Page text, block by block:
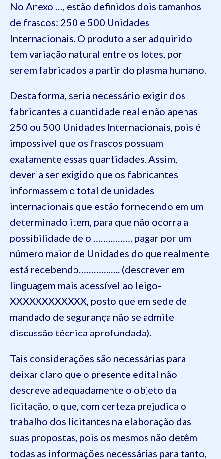
No Anexo …, estão definidos dois tamanhos
de frascos: 250 e 500 Unidades
Internacionais. O produto a ser adquirido
tem variação natural entre os lotes, por
serem fabricados a partir do plasma humano.
Desta forma, seria necessário exigir dos
fabricantes a quantidade real e não apenas
250 ou 500 Unidades Internacionais, pois é
impossível que os frascos possuam
exatamente essas quantidades. Assim,
deveria ser exigido que os fabricantes
informassem o total de unidades
internacionais que estão fornecendo em um
determinado item, para que não ocorra a
possibilidade de o ……………. pagar por um
número maior de Unidades do que realmente
está recebendo…………….. (descrever em
linguagem mais acessível ao leigo-
XXXXXXXXXXXX, posto que em sede de
mandado de segurança não se admite
discussão técnica aprofundada).
Tais considerações são necessárias para
deixar claro que o presente edital não
descreve adequadamente o objeto da
licitação, o que, com certeza prejudica o
trabalho dos licitantes na elaboração das
suas propostas, pois os mesmos não detêm
todas as informações necessárias para tanto,